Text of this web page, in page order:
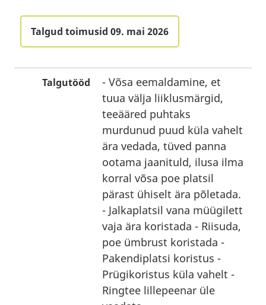
Talgud toimusid 09. mai 2026
Talgutööd
- Võsa eemaldamine, et
tuua välja liiklusmärgid,
teeääred puhtaks
murdunud puud küla vahelt
ära vedada, tüved panna
ootama jaanituld, ilusa ilma
korral võsa poe platsil
pärast ühiselt ära põletada.
- Jalkaplatsil vana müügilett
vaja ära koristada - Riisuda,
poe ümbrust koristada -
Pakendiplatsi koristus -
Prügikoristus küla vahelt -
Ringtee lillepeenar üle